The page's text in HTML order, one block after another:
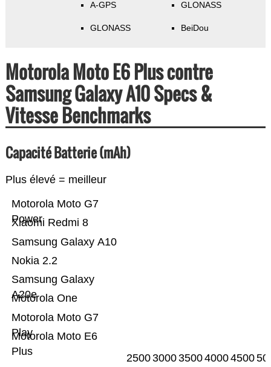
A-GPS
GLONASS
GLONASS
BeiDou
Motorola Moto E6 Plus contre
Samsung Galaxy A10 Specs &
Vitesse Benchmarks
Capacité Batterie (mAh)
Plus élevé = meilleur
Motorola Moto E6
Plus
Motorola Moto G7
Play
Motorola One
Samsung Galaxy
A20e
Nokia 2.2
Samsung Galaxy A10
Xiaomi Redmi 8
Motorola Moto G7
Power
25003000350040004500